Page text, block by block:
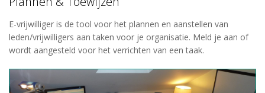
E-vrijwilliger is de tool voor het plannen en aanstellen van
leden/vrijwilligers aan taken voor je organisatie. Meld je aan of
wordt aangesteld voor het verrichten van een taak.